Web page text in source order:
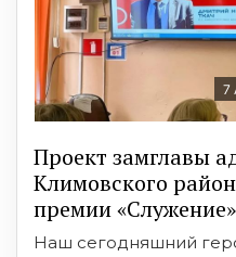
7
Проект замглавы
Климовского
премии «Служение»
Наш сегодняшний